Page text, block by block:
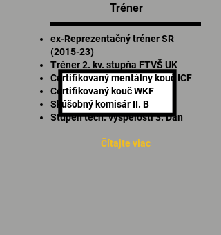
Tréner
ex-Reprezentačný tréner SR
(2015-23)
Tréner 2. kv. stupňa FTVŠ UK
Certifikovaný mentálny kouč ICF
Certifikovaný kouč WKF
Skúšobný komisár II. B
Stupeň tech. vyspelosti 3. Dan
Čítajte viac